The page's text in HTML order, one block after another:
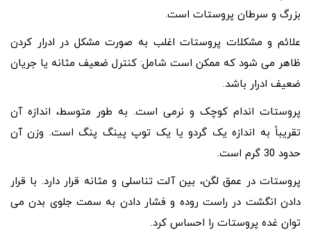
بزرگ و سرطان پروستات است.
علائم و مشکلات پروستات اغلب به صورت مشکل در ادرار کردن
ظاهر می شود که ممکن است شامل: کنترل ضعیف مثانه یا جریان
ضعیف ادرار باشد.
پروستات اندام کوچک و نرمی است. به طور متوسط، اندازه آن
تقریباً به اندازه یک گردو یا یک توپ پینگ پنگ است. وزن آن
حدود 30 گرم است.
پروستات در عمق لگن، بین آلت تناسلی و مثانه قرار دارد. با قرار
دادن انگشت در راست روده و فشار دادن به سمت جلوی بدن می
توان غده پروستات را احساس کرد.